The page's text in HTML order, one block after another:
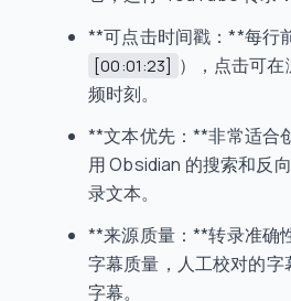
**可点击时间戳：**每行
[00:01:23] ），点击可
频时刻。
**文本优先：**非常适合
用 Obsidian 的搜索和反
录文本。
**来源质量：**转录准确
字幕质量，人工校对的
字幕。